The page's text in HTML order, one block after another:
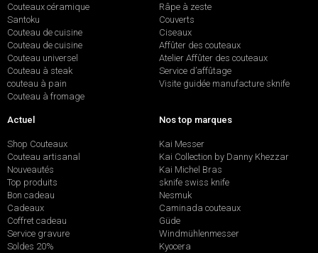
Couteaux céramique
Santoku
Couteau de cuisine
Couteau de cuisine
Couteau universel
Couteau à steak
couteau à pain
Couteau à fromage
Râpe à zeste
Couverts
Ciseaux
Affûter des couteaux
Atelier Affûter des couteaux
Service d’affûtage
Visite guidée manufacture sknife
Actuel
Shop Couteaux
Couteau artisanal
Nouveautés
Top produits
Bon cadeau
Cadeaux
Coffret cadeau
Service gravure
Soldes 20%
Nos top marques
Kai Messer
Kai Collection by Danny Khezzar
Kai Michel Bras
sknife swiss knife
Nesmuk
Caminada couteaux
Güde
Windmühlenmesser
Kyocera